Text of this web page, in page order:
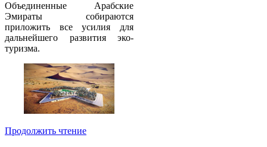
Объединенные Арабские
Эмираты собираются
приложить все усилия для
дальнейшего развития эко-
туризма.
Продолжить чтение